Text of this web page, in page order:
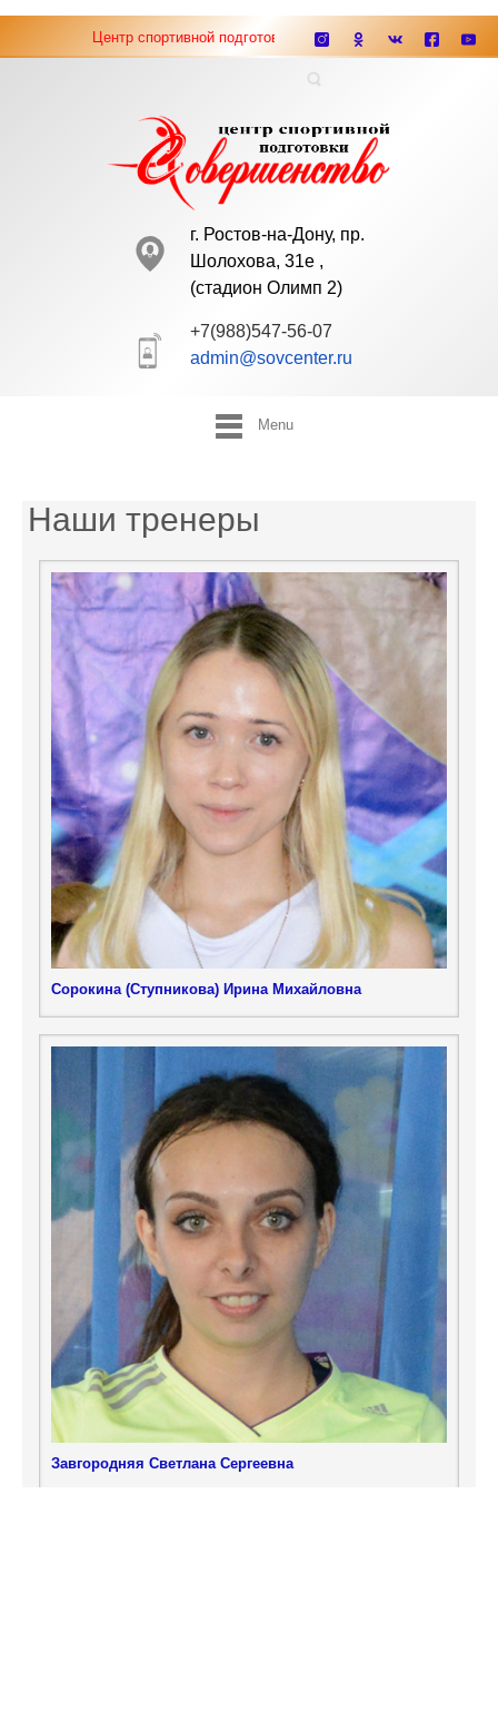
Центр спортивной подготовки "Совершенство" ведёт набор
г. Ростов-на-Дону, пр.
Шолохова, 31е ,
(cтадион Олимп 2)
+7(988)547-56-07
admin@sovcenter.ru
Menu
Наши тренеры
Сорокина (Ступникова) Ирина Михайловна
Завгородняя Светлана Сергеевна